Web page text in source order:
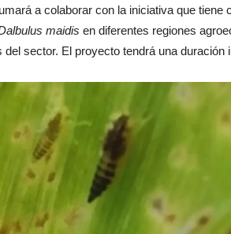
a colaborar con la iniciativa que tiene
maidis en diferentes regiones
sector. El proyecto tendrá una duración